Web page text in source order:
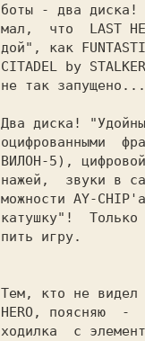
боты - два диска!
мал,
что
LAST
дой", как
CITADEL by
не так запущено...
Два диска!
оцифрованными
ВИЛОН-5),
нажей,
звуки в
можности AY-
катушку"!
пить игру.
Тем, кто не видел
HERO, поясняю
-
ходилка  с